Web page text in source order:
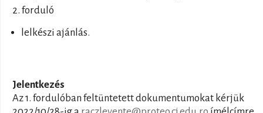
2. forduló
lelkészi ajánlás.
Jelentkezés
Az 1. fordulóban feltüntetett dokumentumokat kérjük